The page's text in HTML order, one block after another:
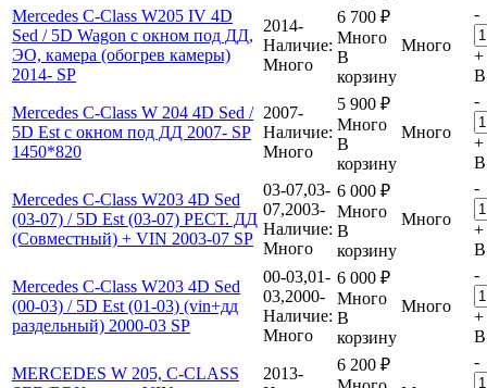
Mercedes C-Class W205 IV 4D
Sed / 5D Wagon с окном под ДД,
ЭО, камера (обогрев камеры)
2014- SP
2014-
Наличие:
Много
6 700 ₽
Много
В
корзину
Много
-
+
В
Mercedes C-Class W 204 4D Sed /
5D Est с окном под ДД 2007- SP
1450*820
2007-
Наличие:
Много
5 900 ₽
Много
В
корзину
Много
-
+
В
Mercedes C-Class W203 4D Sed
(03-07) / 5D Est (03-07) РЕСТ. ДД
(Совместный) + VIN 2003-07 SP
03-07,03-
07,2003-
Наличие:
Много
6 000 ₽
Много
В
корзину
Много
-
+
В
Mercedes C-Class W203 4D Sed
(00-03) / 5D Est (01-03) (vin+дд
раздельный) 2000-03 SP
00-03,01-
03,2000-
Наличие:
Много
6 000 ₽
Много
В
корзину
Много
-
+
В
MERCEDES W 205, C-CLASS
2013-
6 200 ₽
-